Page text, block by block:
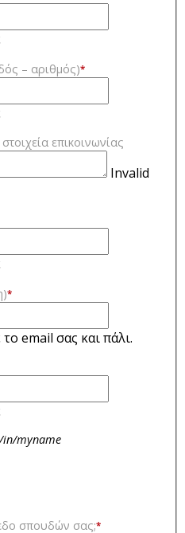
– αριθμός)*
επικοινωνίας
Invalid
*
email σας και πάλι.
in/myname
σπουδών σας;*